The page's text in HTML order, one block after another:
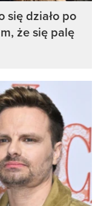
się działo po
że się palę